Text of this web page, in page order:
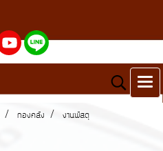
กองคลัง งานพัสดุ